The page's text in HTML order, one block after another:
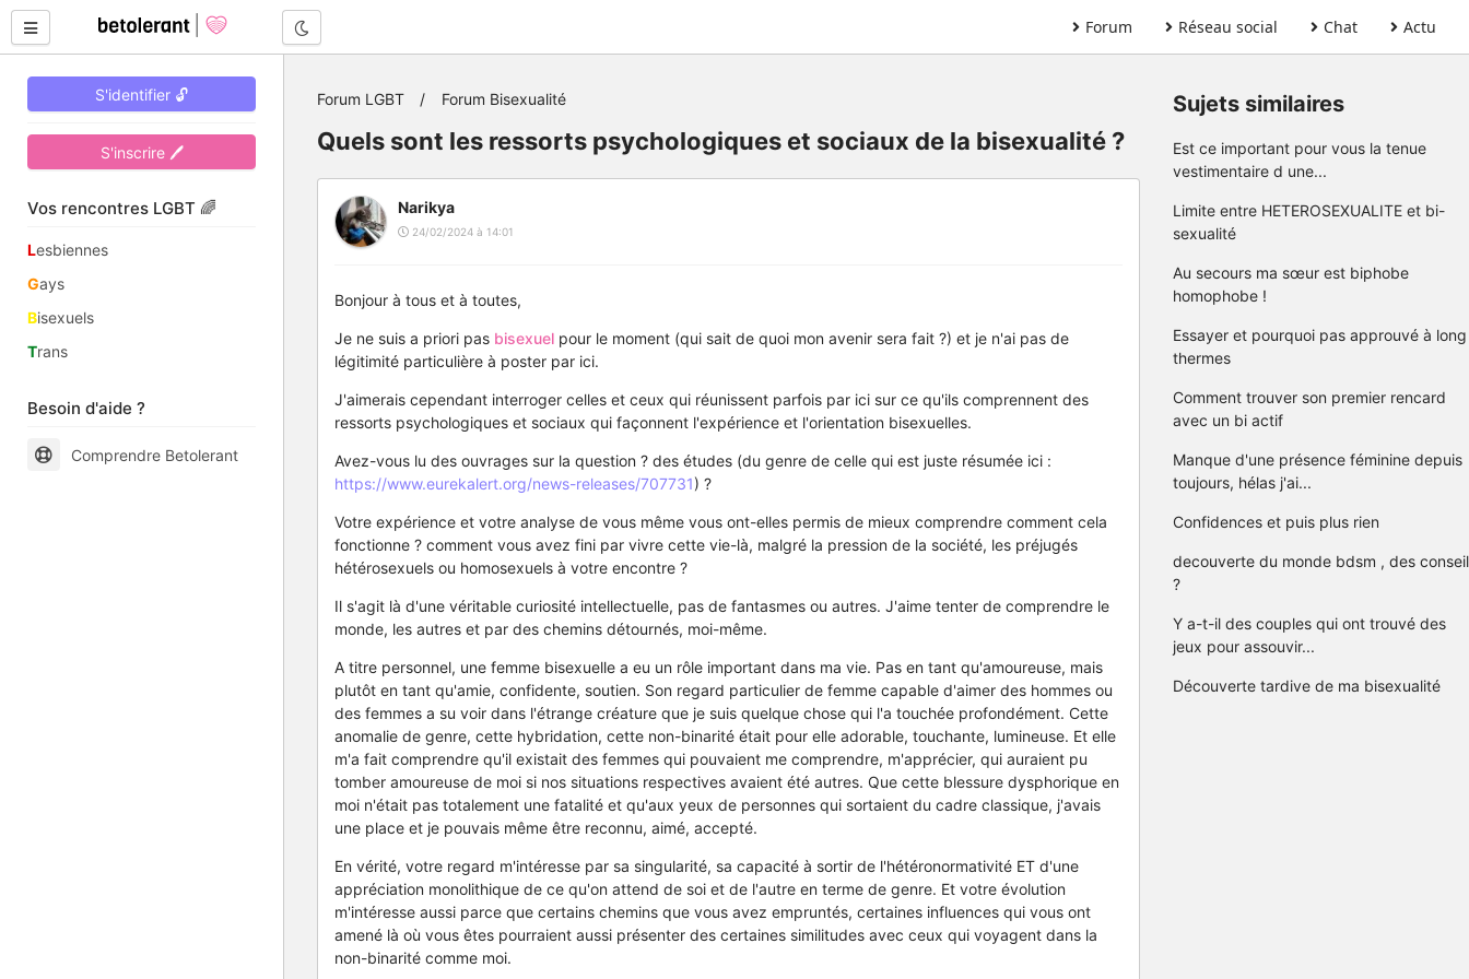
Forum Réseau social Chat Actu
S'identifier 🔓
S'inscrire 🖊
Vos rencontres LGBT 🌈
Lesbiennes
Gays
Bisexuels
Trans
Besoin d'aide ?
Comprendre Betolerant
Forum LGBT Forum Bisexualité
Quels sont les ressorts psychologiques et sociaux de la bisexualité ?
Narikya
24/02/2024 à 14:01
Bonjour à tous et à toutes,
Je ne suis a priori pas bisexuel pour le moment (qui sait de quoi mon avenir sera fait ?) et je n'ai pas de
légitimité particulière à poster par ici.
J'aimerais cependant interroger celles et ceux qui réunissent parfois par ici sur ce qu'ils comprennent des
ressorts psychologiques et sociaux qui façonnent l'expérience et l'orientation bisexuelles.
Avez-vous lu des ouvrages sur la question ? des études (du genre de celle qui est juste résumée ici :
https://www.eurekalert.org/news-releases/707731) ?
Votre expérience et votre analyse de vous même vous ont-elles permis de mieux comprendre comment cela
fonctionne ? comment vous avez fini par vivre cette vie-là, malgré la pression de la société, les préjugés
hétérosexuels ou homosexuels à votre encontre ?
Il s'agit là d'une véritable curiosité intellectuelle, pas de fantasmes ou autres. J'aime tenter de comprendre le
monde, les autres et par des chemins détournés, moi-même.
A titre personnel, une femme bisexuelle a eu un rôle important dans ma vie. Pas en tant qu'amoureuse, mais
plutôt en tant qu'amie, confidente, soutien. Son regard particulier de femme capable d'aimer des hommes ou
des femmes a su voir dans l'étrange créature que je suis quelque chose qui l'a touchée profondément. Cette
anomalie de genre, cette hybridation, cette non-binarité était pour elle adorable, touchante, lumineuse. Et elle
m'a fait comprendre qu'il existait des femmes qui pouvaient me comprendre, m'apprécier, qui auraient pu
tomber amoureuse de moi si nos situations respectives avaient été autres. Que cette blessure dysphorique en
moi n'était pas totalement une fatalité et qu'aux yeux de personnes qui sortaient du cadre classique, j'avais
une place et je pouvais même être reconnu, aimé, accepté.
En vérité, votre regard m'intéresse par sa singularité, sa capacité à sortir de l'hétéronormativité ET d'une
appréciation monolithique de ce qu'on attend de soi et de l'autre en terme de genre. Et votre évolution
m'intéresse aussi parce que certains chemins que vous avez empruntés, certaines influences qui vous ont
amené là où vous êtes pourraient aussi présenter des certaines similitudes avec ceux qui voyagent dans la
non-binarité comme moi.
Sujets similaires
Est ce important pour vous la tenue
vestimentaire d une...
Limite entre HETEROSEXUALITE et bi-
sexualité
Au secours ma sœur est biphobe
homophobe !
Essayer et pourquoi pas approuvé à long
thermes
Comment trouver son premier rencard
avec un bi actif
Manque d'une présence féminine depuis
toujours, hélas j'ai...
Confidences et puis plus rien
decouverte du monde bdsm , des conseil
?
Y a-t-il des couples qui ont trouvé des
jeux pour assouvir...
Découverte tardive de ma bisexualité